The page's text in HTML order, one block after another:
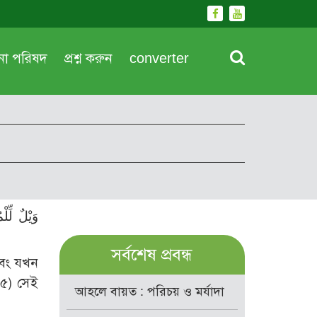
পরিষদ প্রশ্ন করুন converter
وَيْلٌ
যখন
সেই
সর্বশেষ প্রবন্ধ
আহলে বায়ত : পরিচয় ও মর্যাদা